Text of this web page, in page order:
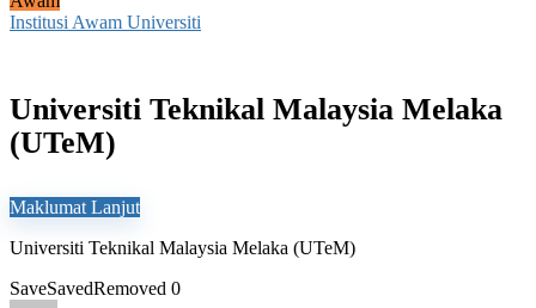
Institusi Awam Universiti
Universiti Teknikal Malaysia Melaka
(UTeM)
Maklumat Lanjut
Universiti Teknikal Malaysia Melaka (UTeM)
SaveSavedRemoved 0